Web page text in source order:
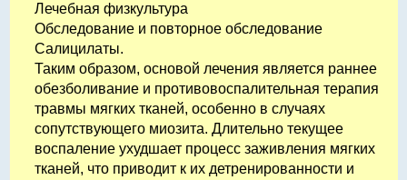
Лечебная физкультура
Обследование и повторное обследование
Салицилаты.
Таким образом, основой лечения является раннее
обезболивание и противовоспалительная терапия
травмы мягких тканей, особенно в случаях
сопутствующего миозита. Длительно текущее
воспаление ухудшает процесс заживления мягких
тканей, что приводит к их детренированности и